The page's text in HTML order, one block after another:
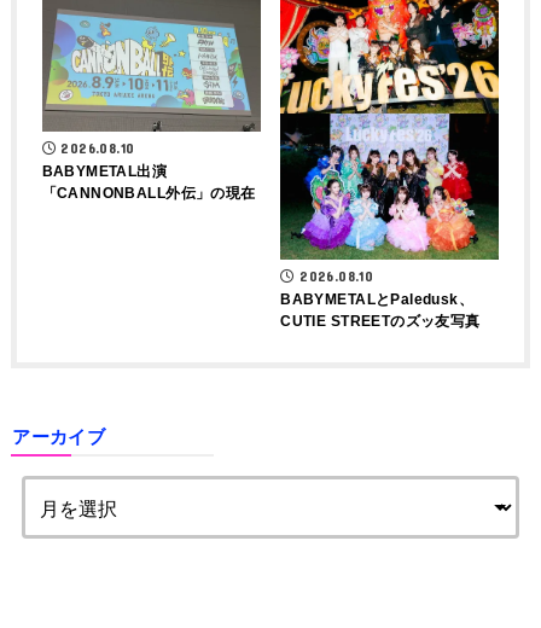
2026.08.10
BABYMETAL出演
「CANNONBALL外伝」の現在
2026.08.10
BABYMETALとPaledusk、
CUTIE STREETのズッ友写真
アーカイブ